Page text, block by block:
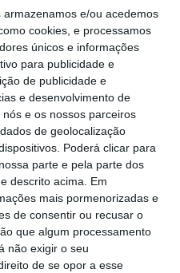
armazenamos e/ou acedemos
cookies, e processamos
únicos e informações
para publicidade e
de publicidade e
e desenvolvimento de
e os nossos parceiros
de geolocalização
Poderá clicar para
parte e pela parte dos
descrito acima. Em
mais pormenorizadas e
de consentir ou recusar o
que algum processamento
não exigir o seu
de se opor a esse
Estamos a falar de
blindados e
antiaéreos,
munições
o que diz ser o
portuguesas
para a economia
serão vendidos às
vendidos no
em